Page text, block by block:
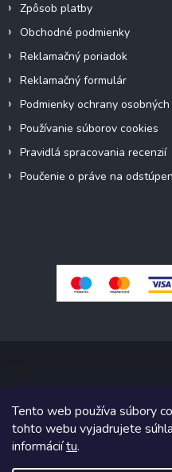
Tento web používa súbory
tohto webu vyjadrujete
informáciítu.
Zpôsob platby
Obchodné podmienky
Reklamačný poriadok
Reklamačný formulár
Podmienky ochrany
Používanie súborov cookies
Pravidlá spracovania recenzií
Poučenie o práve na
Copyright 2026 Pivné sety,
Upraviť
Grafický návrh vytvoril a na